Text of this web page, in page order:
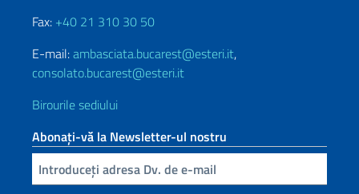
Fax: +40 21 310 30 50
E-mail:ambasciata.bucarest@esteri.it,
consolato.bucarest@esteri.it
Birourile sediului
Abonați-vă la Newsletter-ul nostru
Inserisci la tua email